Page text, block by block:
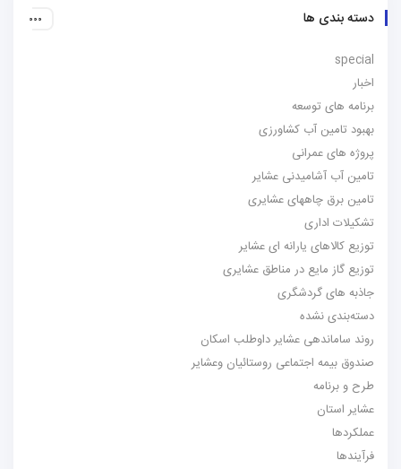
دسته بندی ها
special
اخبار
برنامه های توسعه
بهبود تامین آب کشاورزی
پروژه های عمرانی
تامین آب آشامیدنی عشایر
تامین برق چاههای عشایری
تشکیلات اداری
توزیع کالاهای یارانه ای عشایر
توزیع گاز مایع در مناطق عشایری
جاذبه های گردشگری
دسته‌بندی نشده
روند ساماندهی عشایر داوطلب اسکان
صندوق بیمه اجتماعی روستائیان وعشایر
طرح و برنامه
عشایر استان
عملکردها
فرآیندها